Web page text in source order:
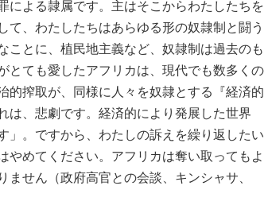
による隷属です。主はそこからわたしたちを
、わたしたちはあらゆる形の奴隷制と闘う
ことに、植民地主義など、奴隷制は過去のも
とても愛したアフリカは、現代でも数多くの
的搾取が、同様に人々を奴隷とする『経済的
、悲劇です。経済的により発展した世界
」。ですから、わたしの訴えを繰り返したい
やめてください。アフリカは奪い取ってもよ
せん（政府高官との会談、キンシャサ、